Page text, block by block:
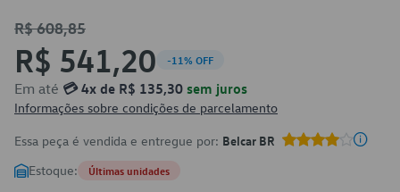
R$ 608,85
R$ 541,20 -11% OFF
Em até 💳 4x de R$ 135,30 sem juros
Informações sobre condições de parcelamento
Essa peça é vendida e entregue por: Belcar BR
Estoque: Últimas unidades